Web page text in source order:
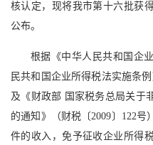
核认定，现将我市第十六批获
公布。
根据《中华人民共和国企
民共和国企业所得税法实施条
及《财政部 国家税务总局关于
的通知》（财税〔2009〕122
件的收入，免予征收企业所得